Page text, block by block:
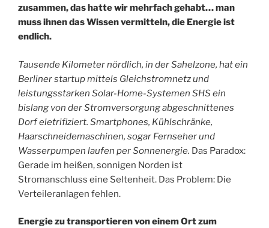
zusammen, das hatte wir mehrfach gehabt… man
muss ihnen das Wissen vermitteln, die Energie ist
endlich.
Tausende Kilometer nördlich, in der Sahelzone, hat ein
Berliner startup mittels Gleichstromnetz und
leistungsstarken Solar-Home-Systemen SHS ein
bislang von der Stromversorgung abgeschnittenes
Dorf eletrifiziert. Smartphones, Kühlschränke,
Haarschneidemaschinen, sogar Fernseher und
Wasserpumpen laufen per Sonnenergie. Das Paradox:
Gerade im heißen, sonnigen Norden ist
Stromanschluss eine Seltenheit. Das Problem: Die
Verteileranlagen fehlen.
Energie zu transportieren von einem Ort zum